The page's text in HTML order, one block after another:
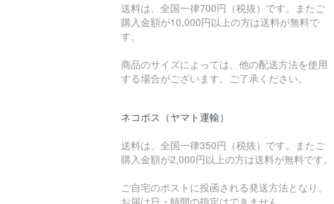
送料は、全国一律700円（税抜）です。またご
購入金額が10,000円以上の方は送料が無料で
す。
商品のサイズによっては、他の配送方法を使用
する場合がございます。ご了承ください。
ネコポス（ヤマト運輸）
送料は、全国一律350円（税抜）です。またご
購入金額が2,000円以上の方は送料が無料です。
ご自宅のポストに投函される発送方法となり、
お届け日・時間の指定はできません。